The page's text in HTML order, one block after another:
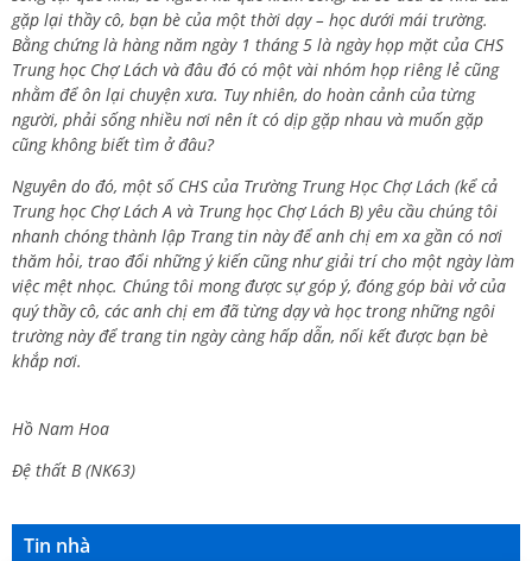
gặp lại thầy cô, bạn bè của một thời dạy – học dưới mái trường.
Bằng chứng là hàng năm ngày 1 tháng 5 là ngày họp mặt của CHS
Trung học Chợ Lách và đâu đó có một vài nhóm họp riêng lẻ cũng
nhằm để ôn lại chuyện xưa. Tuy nhiên, do hoàn cảnh của từng
người, phải sống nhiều nơi nên ít có dịp gặp nhau và muốn gặp
cũng không biết tìm ở đâu?
Nguyên do đó, một số CHS của Trường Trung Học Chợ Lách (kể cả
Trung học Chợ Lách A và Trung học Chợ Lách B) yêu cầu chúng tôi
nhanh chóng thành lập Trang tin này để anh chị em xa gần có nơi
thăm hỏi, trao đổi những ý kiến cũng như giải trí cho một ngày làm
việc mệt nhọc. Chúng tôi mong được sự góp ý, đóng góp bài vở của
quý thầy cô, các anh chị em đã từng dạy và học trong những ngôi
trường này để trang tin ngày càng hấp dẫn, nối kết được bạn bè
khắp nơi.
Hồ Nam Hoa
Đệ thất B (NK63)
Tin nhà